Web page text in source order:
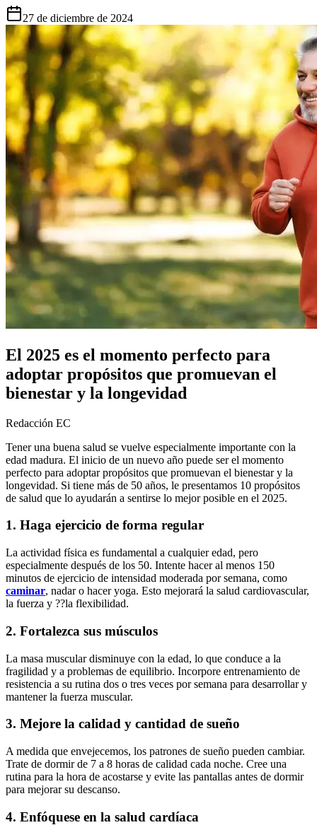
27 de diciembre de 2024
El 2025 es el momento perfecto para
adoptar propósitos que promuevan el
bienestar y la longevidad
Redacción EC
Tener una buena salud se vuelve especialmente importante con la
edad madura. El inicio de un nuevo año puede ser el momento
perfecto para adoptar propósitos que promuevan el bienestar y la
longevidad. Si tiene más de 50 años, le presentamos 10 propósitos
de salud que lo ayudarán a sentirse lo mejor posible en el 2025.
1. Haga ejercicio de forma regular
La actividad física es fundamental a cualquier edad, pero
especialmente después de los 50. Intente hacer al menos 150
minutos de ejercicio de intensidad moderada por semana, como
caminar, nadar o hacer yoga. Esto mejorará la salud cardiovascular,
la fuerza y ??la flexibilidad.
2. Fortalezca sus músculos
La masa muscular disminuye con la edad, lo que conduce a la
fragilidad y a problemas de equilibrio. Incorpore entrenamiento de
resistencia a su rutina dos o tres veces por semana para desarrollar y
mantener la fuerza muscular.
3. Mejore la calidad y cantidad de sueño
A medida que envejecemos, los patrones de sueño pueden cambiar.
Trate de dormir de 7 a 8 horas de calidad cada noche. Cree una
rutina para la hora de acostarse y evite las pantallas antes de dormir
para mejorar su descanso.
4. Enfóquese en la salud cardíaca